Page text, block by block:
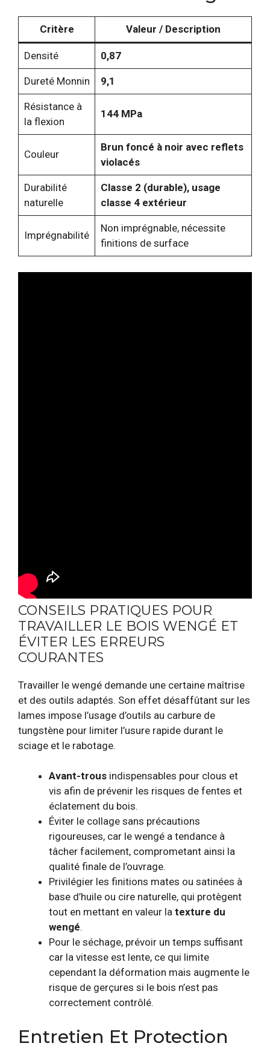
Critère Valeur / Description
Densité 0,87
Dureté Monnin 9,1
Résistance à
la flexion
144 MPa
Couleur
Brun foncé à noir avec reflets
violacés
Durabilité
naturelle
Classe 2 (durable), usage
classe 4 extérieur
Imprégnabilité
Non imprégnable, nécessite
finitions de surface
CONSEILS PRATIQUES POUR
TRAVAILLER LE BOIS WENGÉ ET
ÉVITER LES ERREURS
COURANTES
Travailler le wengé demande une certaine maîtrise
et des outils adaptés. Son effet désaffûtant sur les
lames impose l’usage d’outils au carbure de
tungstène pour limiter l’usure rapide durant le
sciage et le rabotage.
Avant-trous indispensables pour clous et
vis afin de prévenir les risques de fentes et
éclatement du bois.
Éviter le collage sans précautions
rigoureuses, car le wengé a tendance à
tâcher facilement, comprometant ainsi la
qualité finale de l’ouvrage.
Privilégier les finitions mates ou satinées à
base d’huile ou cire naturelle, qui protègent
tout en mettant en valeur la texture du
wengé.
Pour le séchage, prévoir un temps suffisant
car la vitesse est lente, ce qui limite
cependant la déformation mais augmente le
risque de gerçures si le bois n’est pas
correctement contrôlé.
Entretien Et Protection